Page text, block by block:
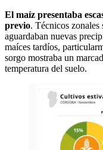
El maíz presentaba
previo. Técnicos zonales
aguardaban nuevas
maíces tardíos,
sorgo mostraba un
temperatura del suelo.